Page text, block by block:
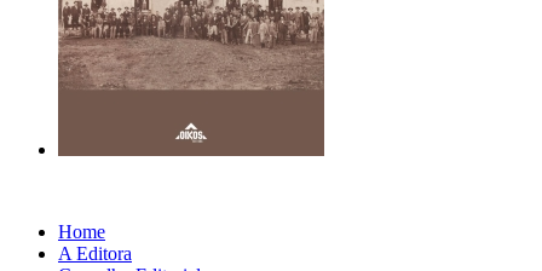
Home
A Editora